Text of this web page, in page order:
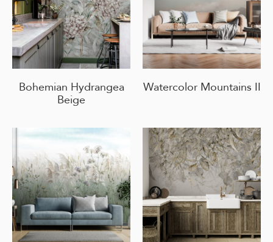
Bohemian Hydrangea
Beige
Watercolor Mountains II